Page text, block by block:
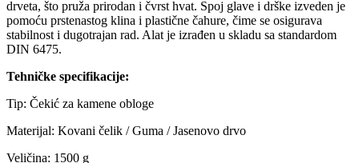
drveta, što pruža prirodan i čvrst hvat. Spoj glave i drške izveden je
pomoću prstenastog klina i plastične čahure, čime se osigurava
stabilnost i dugotrajan rad. Alat je izrađen u skladu sa standardom
DIN 6475.
Tehničke specifikacije:
Tip: Čekić za kamene obloge
Materijal: Kovani čelik / Guma / Jasenovo drvo
Veličina: 1500 g